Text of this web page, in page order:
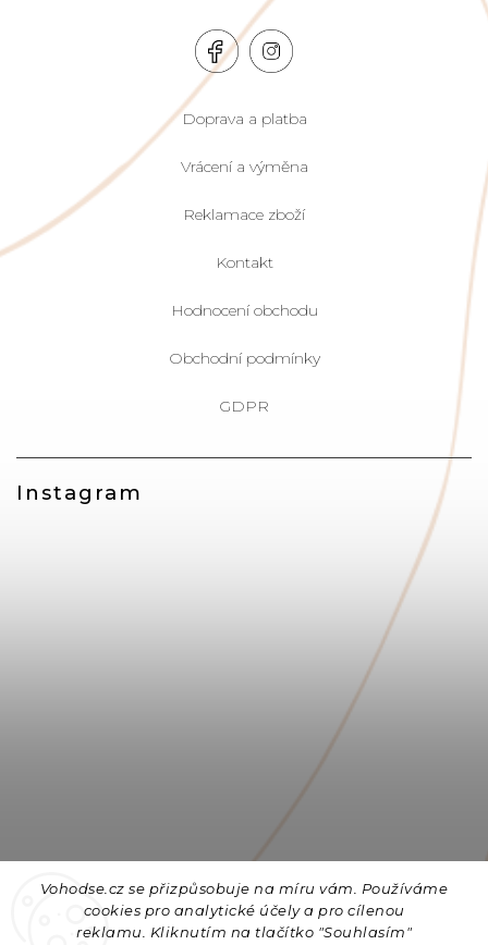
Vohodse.cz se přizpůsobuje na míru vám. Používáme
cookies pro analytické účely a pro cílenou
reklamu. Kliknutím na tlačítko "Souhlasím"
Instagram
Doprava a platba
Vrácení a výměna
Reklamace zboží
Kontakt
Hodnocení obchodu
Obchodní podmínky
GDPR